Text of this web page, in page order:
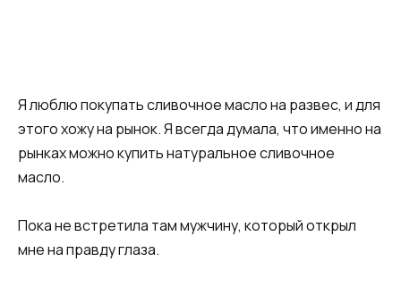
Я люблю покупать сливочное масло на развес, и для
этого хожу на рынок. Я всегда думала, что именно на
рынках можно купить натуральное сливочное
масло.
Пока не встретила там мужчину, который открыл
мне на правду глаза.